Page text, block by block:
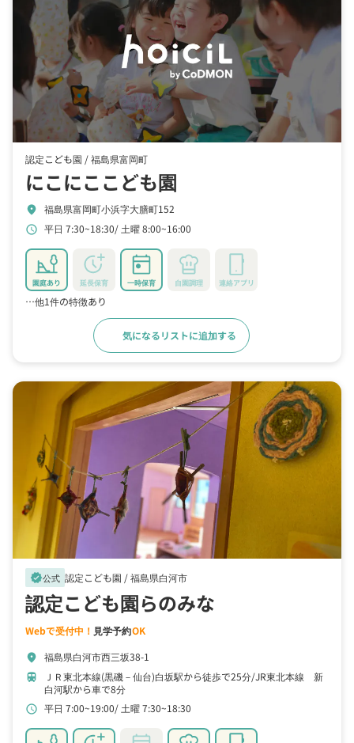
認定こども園 /福島県富岡町
にこにここども園
location_on 福島県富岡町小浜字大膳町152
schedule 平日 7:30~18:30 土曜 8:00~16:00
園庭あり 延長保育 一時保育 自園調理 連絡アプリ
…他1件の特徴あり
気になるリストに追加する
verified公式 認定こども園 /福島県白河市
認定こども園らのみな
Webで受付中！ 見学予約OK
location_on 福島県白河市西三坂38-1
train ＪＲ東北本線(黒磯－仙台)白坂駅から徒歩で25分 JR東北本線 新
白河駅から車で8分
schedule 平日 7:00~19:00 土曜 7:30~18:30